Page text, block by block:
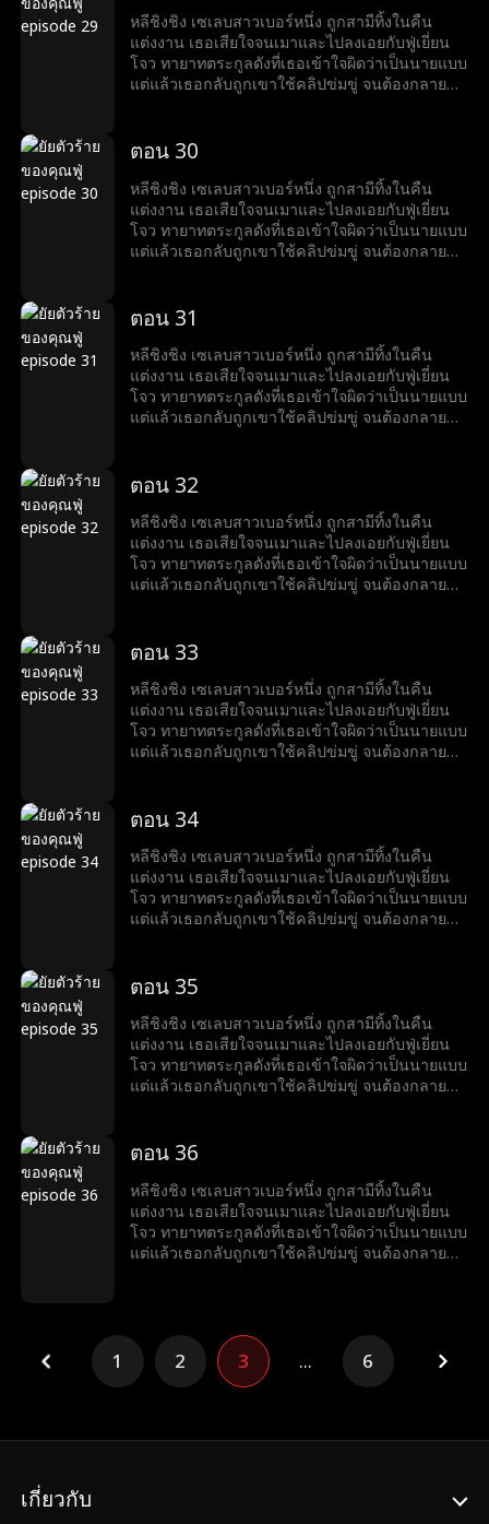
หลีชิงชิง เซเลบสาวเบอร์หนึ่ง ถูกสามีทิ้งในคืน
แต่งงาน เธอเสียใจจนเมาและไปลงเอยกับฟู่เยี่ยน
โจว ทายาทตระกูลดังที่เธอเข้าใจผิดว่าเป็นนายแบบ
แต่แล้วเธอกลับถูกเขาใช้คลิปข่มขู่ จนต้องกลายมา
ตอน 30
หลีชิงชิง เซเลบสาวเบอร์หนึ่ง ถูกสามีทิ้งในคืน
แต่งงาน เธอเสียใจจนเมาและไปลงเอยกับฟู่เยี่ยน
โจว ทายาทตระกูลดังที่เธอเข้าใจผิดว่าเป็นนายแบบ
แต่แล้วเธอกลับถูกเขาใช้คลิปข่มขู่ จนต้องกลายมา
ตอน 31
หลีชิงชิง เซเลบสาวเบอร์หนึ่ง ถูกสามีทิ้งในคืน
แต่งงาน เธอเสียใจจนเมาและไปลงเอยกับฟู่เยี่ยน
โจว ทายาทตระกูลดังที่เธอเข้าใจผิดว่าเป็นนายแบบ
แต่แล้วเธอกลับถูกเขาใช้คลิปข่มขู่ จนต้องกลายมา
ตอน 32
หลีชิงชิง เซเลบสาวเบอร์หนึ่ง ถูกสามีทิ้งในคืน
แต่งงาน เธอเสียใจจนเมาและไปลงเอยกับฟู่เยี่ยน
โจว ทายาทตระกูลดังที่เธอเข้าใจผิดว่าเป็นนายแบบ
แต่แล้วเธอกลับถูกเขาใช้คลิปข่มขู่ จนต้องกลายมา
ตอน 33
หลีชิงชิง เซเลบสาวเบอร์หนึ่ง ถูกสามีทิ้งในคืน
แต่งงาน เธอเสียใจจนเมาและไปลงเอยกับฟู่เยี่ยน
โจว ทายาทตระกูลดังที่เธอเข้าใจผิดว่าเป็นนายแบบ
แต่แล้วเธอกลับถูกเขาใช้คลิปข่มขู่ จนต้องกลายมา
ตอน 34
หลีชิงชิง เซเลบสาวเบอร์หนึ่ง ถูกสามีทิ้งในคืน
แต่งงาน เธอเสียใจจนเมาและไปลงเอยกับฟู่เยี่ยน
โจว ทายาทตระกูลดังที่เธอเข้าใจผิดว่าเป็นนายแบบ
แต่แล้วเธอกลับถูกเขาใช้คลิปข่มขู่ จนต้องกลายมา
ตอน 35
หลีชิงชิง เซเลบสาวเบอร์หนึ่ง ถูกสามีทิ้งในคืน
แต่งงาน เธอเสียใจจนเมาและไปลงเอยกับฟู่เยี่ยน
โจว ทายาทตระกูลดังที่เธอเข้าใจผิดว่าเป็นนายแบบ
แต่แล้วเธอกลับถูกเขาใช้คลิปข่มขู่ จนต้องกลายมา
ตอน 36
หลีชิงชิง เซเลบสาวเบอร์หนึ่ง ถูกสามีทิ้งในคืน
แต่งงาน เธอเสียใจจนเมาและไปลงเอยกับฟู่เยี่ยน
โจว ทายาทตระกูลดังที่เธอเข้าใจผิดว่าเป็นนายแบบ
แต่แล้วเธอกลับถูกเขาใช้คลิปข่มขู่ จนต้องกลายมา
1 2 3 ... 6
เกี่ยวกับ